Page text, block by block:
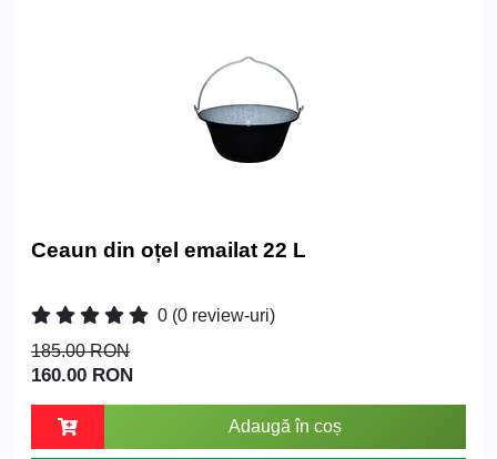
Ceaun din oțel emailat 22 L
0 (0 review-uri)
185.00 RON
160.00 RON
Adaugă în coș